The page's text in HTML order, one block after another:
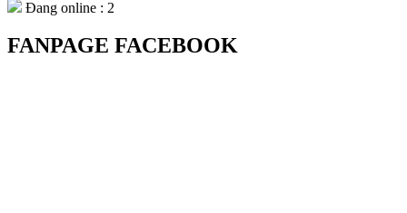
Đang online : 2
FANPAGE FACEBOOK